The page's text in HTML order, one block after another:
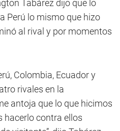
Tabárez dijo que lo
Perú lo mismo que hizo
al rival y por momentos
Colombia, Ecuador y
rivales en la
antoja que lo que hicimos
hacerlo contra ellos